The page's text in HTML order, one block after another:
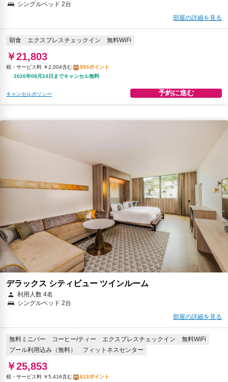
シングルベッド 2台
部屋の詳細を見る
朝食 エクスプレスチェックイン 無料WiFi
￥21,803
税・サービス料 ￥2,004含む
593ポイント
2026年08月24日までキャンセル無料
キャンセルポリシー 予約に進む
デラックス シティビュー ツインルーム
利用人数 4名
シングルベッド 2台
部屋の詳細を見る
無料ミニバー コーヒー/ティー エクスプレスチェックイン
無料WiFi
プール利用込み（無料）
フィットネスセンター
￥25,853
税・サービス料 ￥5,416含む
613ポイント